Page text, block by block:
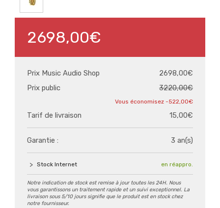
2698,00€
Prix Music Audio Shop
2698,00€
Prix public
3220,00€
-522,00€
Tarif de livraison 15,00€
Garantie : 3 an(s)
Stock Internet en réappro.
Notre indication de stock est remise à jour toutes les 24H. Nous
vous garantissons un traitement rapide et un suivi exceptionnel. La
livraison sous 5/10 jours signifie que le produit est en stock chez
notre fournisseur.